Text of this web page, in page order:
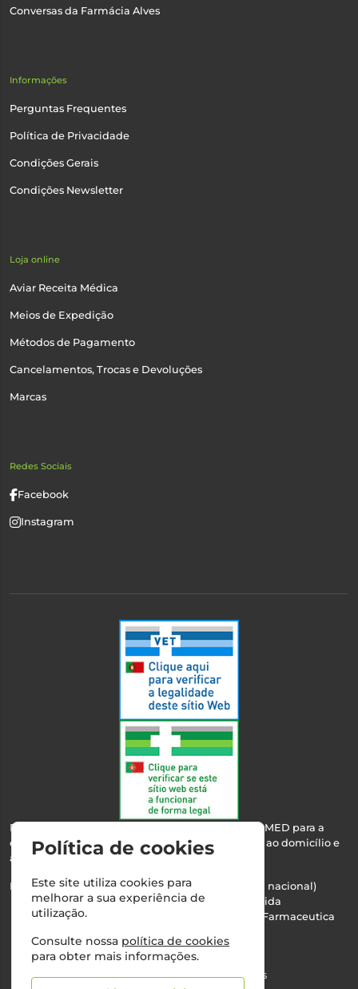
Conversas da Farmácia Alves
Informações
Perguntas Frequentes
Política de Privacidade
Condições Gerais
Condições Newsletter
Loja online
Aviar Receita Médica
Meios de Expedição
Métodos de Pagamento
Cancelamentos, Trocas e Devoluções
Marcas
Redes Sociais
Facebook
Instagram
Esta farmácia encontra-se autorizada pelo INFARMED para a
dispensa de medicamentos e produtos de saúde ao domicílio e
através da internet.
Nº Infarmed: 21 798 7100 (chamada para rede fixa nacional)
Direção Técnica:Maria Teresa Almeida
NIPC:510103669 | Teresa Almeida - Sociedade Farmaceutica
Alvará nº:2994
©2026 Todos os direitos reservados
Política de cookies
Este site utiliza cookies para
melhorar a sua experiência de
utilização.
Consulte nossa política de cookies
para obter mais informações.